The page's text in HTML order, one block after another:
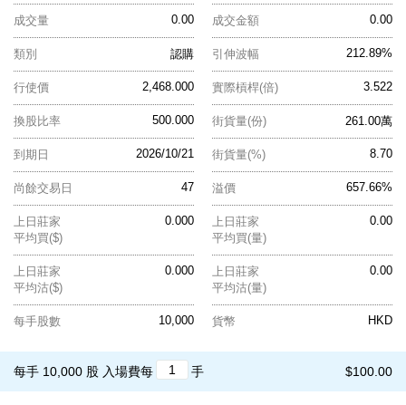
0.00
成交量 0.00
成交金額
認購
類別 212.89%
引伸波幅
2,468.000
行使價 3.522
實際槓桿(倍)
500.000
換股比率 261.00萬
街貨量(份)
2026/10/21
到期日 8.70
街貨量(%)
47
尚餘交易日 657.66%
溢價
0.000
上日莊家
平均買($)
0.00
上日莊家
平均買(量)
0.000
上日莊家
平均沽($)
0.00
上日莊家
平均沽(量)
10,000
每手股數 HKD
貨幣
$100.00
每手 10,000 股 入場費每 手